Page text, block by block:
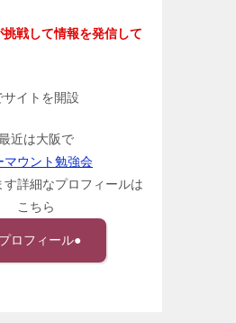
挑戦して情報を発信して
サイトを開設
近は大阪で
マウント勉強会
す詳細なプロフィールは
こちら
ロフィール●